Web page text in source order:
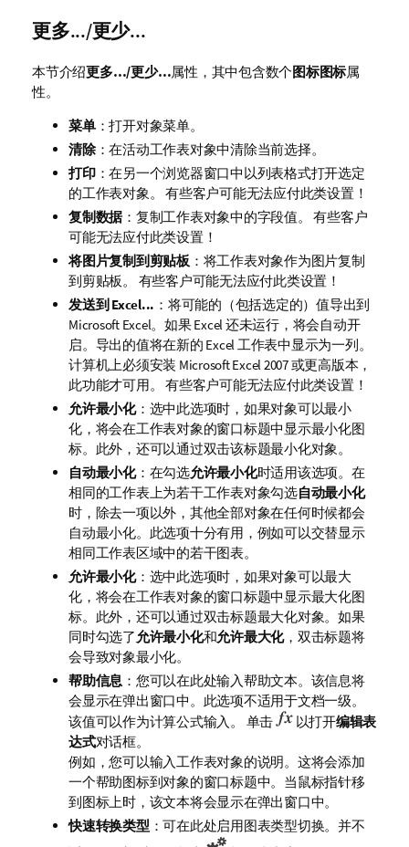
更多.../更少...
本节介绍更多…/更少…属性，其中包含数个图标图标属
性。
菜单：打开对象菜单。
清除：在活动工作表对象中清除当前选择。
打印：在另一个浏览器窗口中以列表格式打开选定
的工作表对象。 有些客户可能无法应付此类设置！
复制数据 ：复制工作表对象中的字段值。 有些客户
可能无法应付此类设置！
将图片复制到剪贴板：将工作表对象作为图片复制
到剪贴板。 有些客户可能无法应付此类设置！
发送到 Excel... ：将可能的（包括选定的）值导出到
Microsoft Excel。如果 Excel 还未运行，将会自动开
启。导出的值将在新的 Excel 工作表中显示为一列。
计算机上必须安装 Microsoft Excel 2007 或更高版本，
此功能才可用。 有些客户可能无法应付此类设置！
允许最小化：选中此选项时，如果对象可以最小
化，将会在工作表对象的窗口标题中显示最小化图
标。此外，还可以通过双击该标题最小化对象。
自动最小化：在勾选允许最小化时适用该选项。在
相同的工作表上为若干工作表对象勾选自动最小化
时，除去一项以外，其他全部对象在任何时候都会
自动最小化。此选项十分有用，例如可以交替显示
相同工作表区域中的若干图表。
允许最小化：选中此选项时，如果对象可以最大
化，将会在工作表对象的窗口标题中显示最大化图
标。此外，还可以通过双击标题最大化对象。如果
同时勾选了 允许最小化和允许最大化，双击标题将
会导致对象最小化。
帮助信息 ：您可以在此处输入帮助文本。该信息将
会显示在弹出窗口中。此选项不适用于文档一级。
该值可以作为计算公式输入。 单击
以打开编辑表
达式对话框。
例如，您可以输入工作表对象的说明。这将会添加
一个帮助图标到对象的窗口标题中。当鼠标指针移
到图标上时，该文本将会显示在弹出窗口中。
快速转换类型 ：可在此处启用图表类型切换。并不